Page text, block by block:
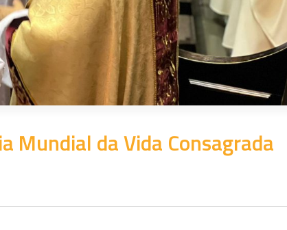
Mundial da Vida Consagrada